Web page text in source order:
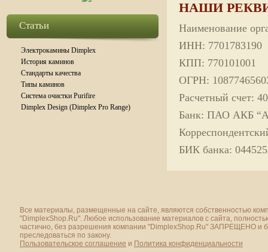
Статьи
Электрокамины Dimplex
История каминов
Стандарты качества
Типы каминов
Система очистки Purifire
Dimplex Design (Dimplex Pro Range)
НАШИ
Наименование
ИНН: 7701783190
КПП: 770101001
ОГРН:
Расчетный счет:
Банк: ПАО АКБ
БИК банка:
Все материалы, размещенные на сайте, являются собственностью
"DimplexShop.Ru". Любое использование материалов с сайта,
частично, без разрешения компании "DimplexShop.Ru" ЗАПРЕЩЕНО и
преследоваться по закону.
Пользовательское соглашение и Политика конфиденциальности